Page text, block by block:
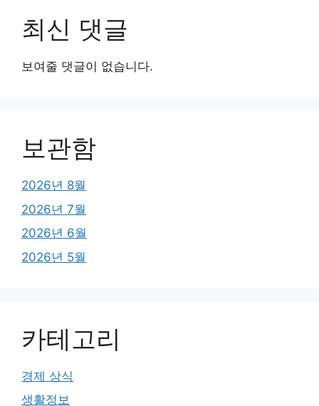
최신 댓글
보여줄 댓글이 없습니다.
보관함
2026년 8월
2026년 7월
2026년 6월
2026년 5월
카테고리
경제 상식
생활정보